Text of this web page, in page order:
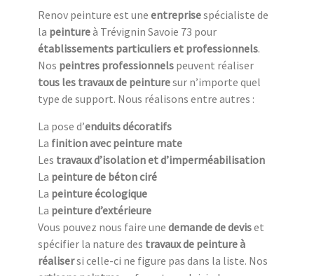
Renov peinture est une entreprisespécialiste de
la peintureà Trévignin Savoie 73 pour
établissements particuliers et professionnels.
Nos peintres professionnels peuvent réaliser
tous les travaux de peinturesur n’importe quel
type de support. Nous réalisons entre autres :
La pose d’enduits décoratifs
La finition avec peinture mate
Les travaux d’isolation et d’imperméabilisation
La peinture de béton ciré
La peinture écologique
La peinture d’extérieure
Vous pouvez nous faire une demande de deviset
spécifier la nature des travaux de peinture à
réalisersi celle-ci ne figure pas dans la liste. Nos